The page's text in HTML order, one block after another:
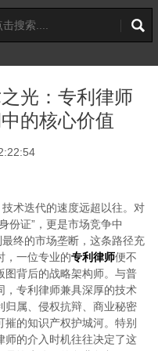
光：专利律师
的核心价值
术迭代的速度远超以往。对
份证”，更是市场竞争中
终的市场垄断，这条路径充
，一位专业的专利律师便不
图背后的战略架构师。与普
，专利律师兼具深厚的技术
归属、侵权抗辩、商业秘密
的知识产权护城河。特别
师的介入时机往往决定了这